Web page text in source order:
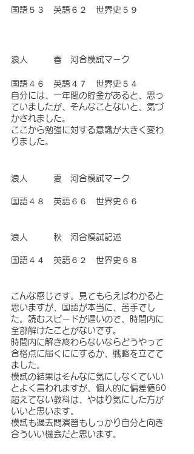
国語５３　英語６２　世界史５９
浪人　　　春　河合模試マーク
国語４６　英語４７　世界史５４
自分には、一年間の貯金があると、思っ
ていましたが、そんなことないと、気づ
かされました。
ここから勉強に対する意識が大きく変わ
りました。
浪人　　　夏　河合模試マーク
国語４８　英語６６　世界史６６
浪人　　　秋　河合模試記述
国語４４　英語６２　世界史６８
こんな感じです。見てもらえばわかると
思いますが、国語が本当に、苦手でし
た。読むスピードが遅いので、時間内に
全部解けたことがないです。
時間内に解き終わらないならどうやって
合格点に届くににするか、戦略を立てて
ました。
模試の結果はそんなに気にしなくていい
とよく言われますが、個人的に偏差値60
超えてない教科は、やはり気にした方が
いいと思います。
模試も過去問演習もしっかり自分と向き
合ういい機会だと思います。